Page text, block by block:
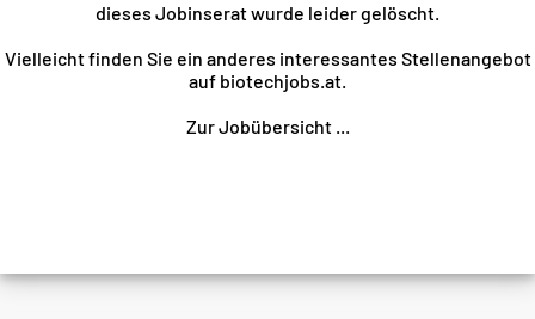
dieses Jobinserat wurde leider gelöscht.
Vielleicht finden Sie ein anderes interessantes Stellenangebot
auf biotechjobs.at.
Zur Jobübersicht ...